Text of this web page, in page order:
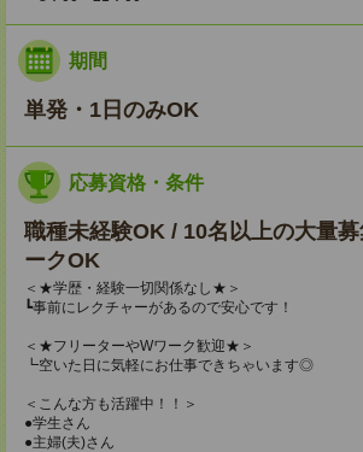
期間
単発・1日のみOK
応募資格・条件
職種未経験OK / 10名以上の大量
ークOK
＜★学歴・経験一切関係なし★＞
┗事前にレクチャーがあるので安心です！
＜★フリーターやWワーク歓迎★＞
┗空いた日に気軽にお仕事できちゃいます◎
＜こんな方も活躍中！！＞
●学生さん
●主婦(夫)さん